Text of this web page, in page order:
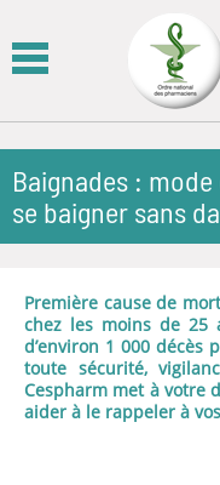
Baignades :
se baigner sans
Première cause de
chez les moins de 25
d’environ 1 000 décès
toute sécurité,
Cespharm met à votre
aider à le rappeler à